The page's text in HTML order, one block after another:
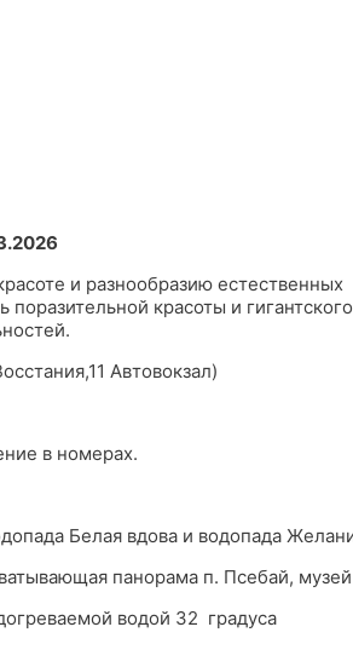
и разнообразию
красоты и
Автовокзал)
в номерах.
Белая вдова и водопада
панорама п. Псебай,
водой 32 градуса